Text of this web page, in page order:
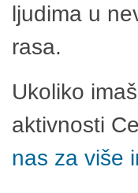
ljudima u
rasa.
Ukoliko
aktivnosti
nas za više